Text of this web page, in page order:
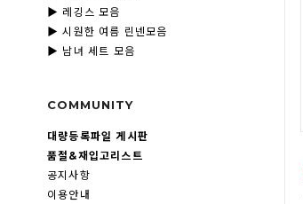
▶ 레깅스 모음
▶ 시원한 여름 린넨모음
▶ 남녀 세트 모음
COMMUNITY
대량등록파일 게시판
품절&재입고리스트
공지사항
이용안내